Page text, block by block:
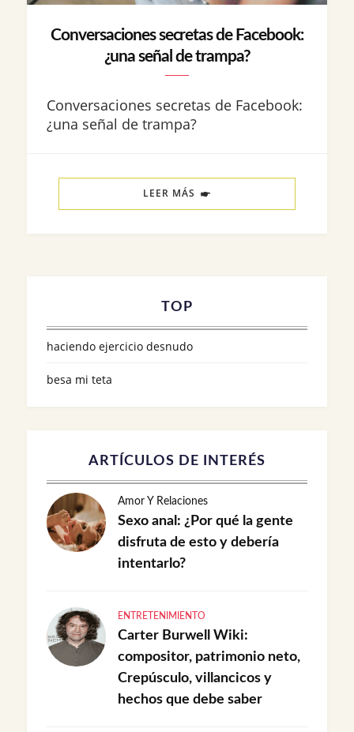
Conversaciones secretas de Facebook:
¿una señal de trampa?
Conversaciones secretas de Facebook:
¿una señal de trampa?
LEER MÁS
TOP
haciendo ejercicio desnudo
besa mi teta
ARTÍCULOS DE INTERÉS
Amor Y Relaciones
Sexo anal: ¿Por qué la gente
disfruta de esto y debería
intentarlo?
ENTRETENIMIENTO
Carter Burwell Wiki:
compositor, patrimonio neto,
Crepúsculo, villancicos y
hechos que debe saber